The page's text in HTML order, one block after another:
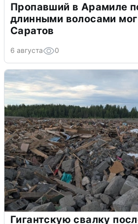
Пропавший в Арамиле
длинными волосами мог
Саратов
6 августа 0
Гигантскую свалку